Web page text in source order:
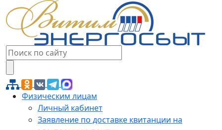
Физическим лицам
Личный кабинет
Заявление по доставке квитанции на